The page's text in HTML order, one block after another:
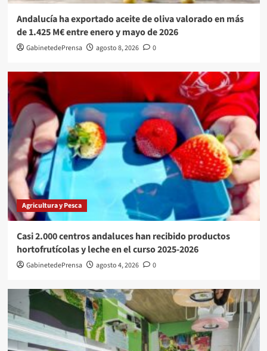
Andalucía ha exportado aceite de oliva valorado en más
de 1.425 M€ entre enero y mayo de 2026
GabinetedePrensa agosto 8, 2026 0
Agricultura y Pesca
Casi 2.000 centros andaluces han recibido productos
hortofrutícolas y leche en el curso 2025-2026
GabinetedePrensa agosto 4, 2026 0